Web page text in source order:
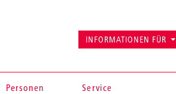
Personen Service
INFORMATIONEN FÜR